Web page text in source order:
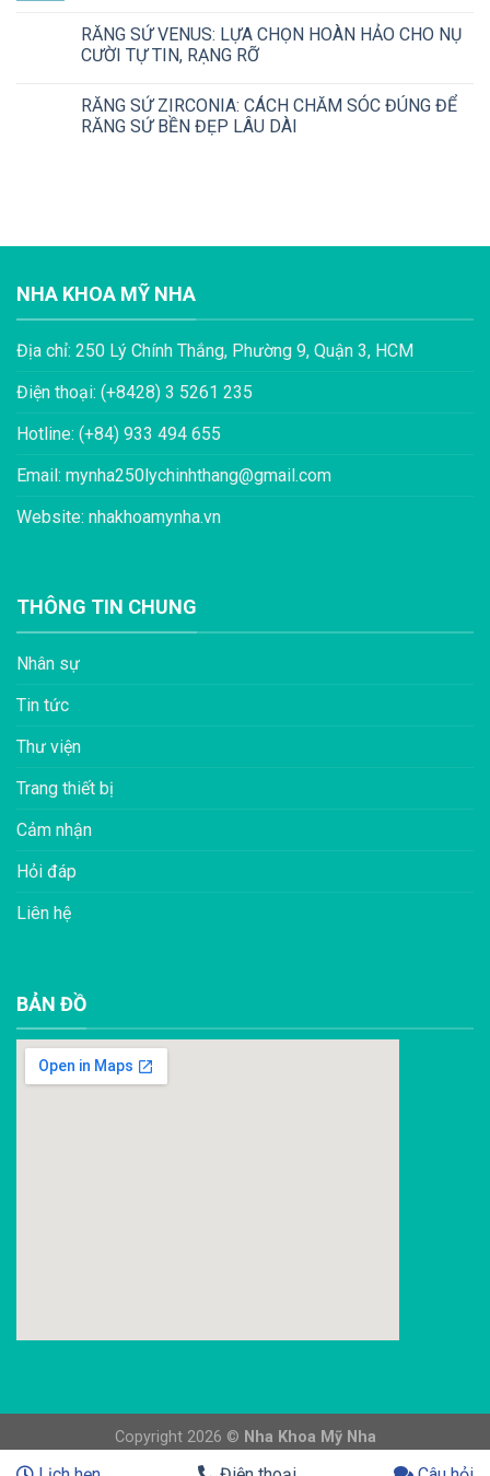
RĂNG SỨ VENUS: LỰA CHỌN HOÀN HẢO CHO NỤ
CƯỜI TỰ TIN, RẠNG RỠ
RĂNG SỨ ZIRCONIA: CÁCH CHĂM SÓC ĐÚNG ĐỂ
RĂNG SỨ BỀN ĐẸP LÂU DÀI
NHA KHOA MỸ NHA
Địa chỉ: 250 Lý Chính Thắng, Phường 9, Quận 3, HCM
Điện thoại: (+8428) 3 5261 235
Hotline: (+84) 933 494 655
Email: mynha250lychinhthang@gmail.com
Website: nhakhoamynha.vn
THÔNG TIN CHUNG
Nhân sự
Tin tức
Thư viện
Trang thiết bị
Cảm nhận
Hỏi đáp
Liên hệ
BẢN ĐỒ
Copyright 2026 © Nha Khoa Mỹ Nha